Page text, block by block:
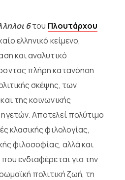
6του Πλουτάρχου
ελληνικό κείμενο,
και αναλυτικό
πλήρη κατανόηση
σκέψης, των
της κοινωνικής
Αποτελεί πολύτιμο
κλασικής φιλολογίας,
φιλοσοφίας, αλλά και
ενδιαφέρεται για την
πολιτική ζωή, τη